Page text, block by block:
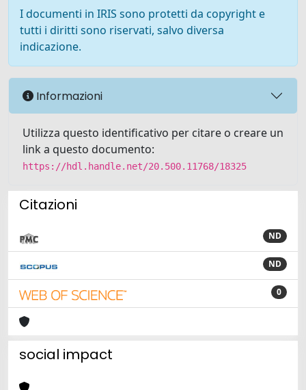
I documenti in IRIS sono protetti da copyright e
tutti i diritti sono riservati, salvo diversa
indicazione.
Informazioni
Utilizza questo identificativo per citare o creare un
link a questo documento:
https://hdl.handle.net/20.500.11768/18325
Citazioni
ND
ND
0
social impact